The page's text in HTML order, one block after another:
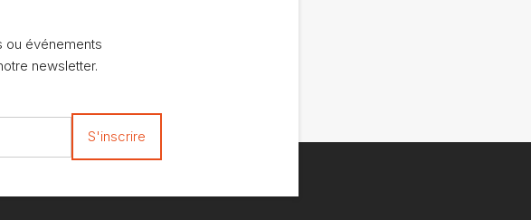
ou événements
newsletter.